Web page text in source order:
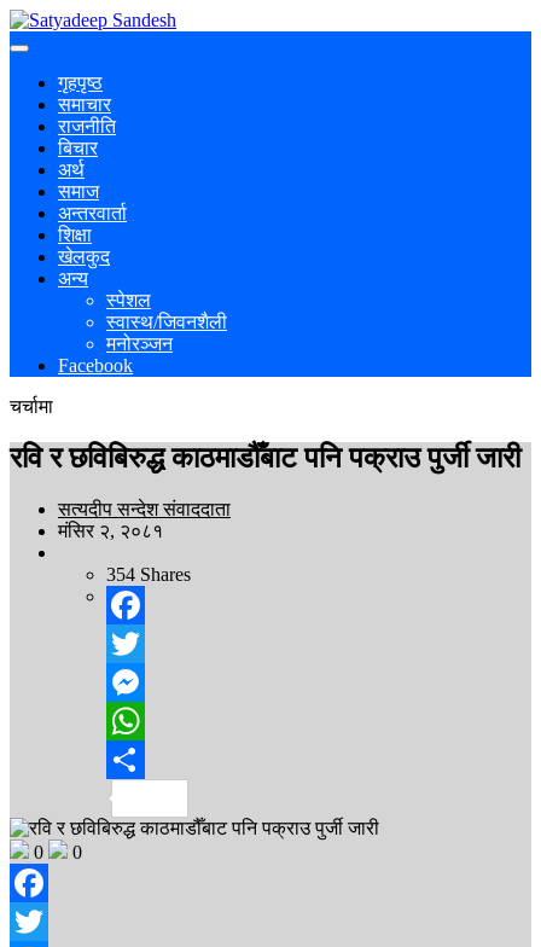
गृहपृष्ठ
समाचार
राजनीति
बिचार
अर्थ
समाज
अन्तरवार्ता
शिक्षा
खेलकुद
अन्य
स्पेशल
स्वास्थ/जिवनशैली
मनोरञ्जन
Facebook
चर्चामा
रवि र छविबिरुद्ध काठमाडौँबाट पनि पक्राउ पुर्जी जारी
सत्यदीप सन्देश संवाददाता
मंसिर २, २०८१
354 Shares
Facebook
Twitter
Messenger
WhatsApp
0 0
Facebook